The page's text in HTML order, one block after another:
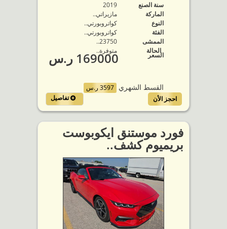
سنة الصنع
2019
الماركة
مازيراتي..
النوع
كواتروبورتي..
الفئة
كواتروبورتي..
الممشى
23750..
الحالة
متوفرة‬..
السعر 169000 ر.س
القسط الشهري 3597 ر.س
تفاصيل
احجز الأن
فورد موستنق ايكوبوست
بريميوم كشف..